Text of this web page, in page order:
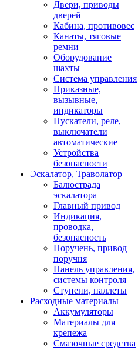
Двери, приводы
дверей
Кабина, противовес
Канаты, тяговые
ремни
Оборудование
шахты
Система управления
Приказные,
вызывные,
индикаторы
Пускатели, реле,
выключатели
автоматические
Устройства
безопасности
Эскалатор, Траволатор
Балюстрада
эскалатора
Главный привод
Индикация,
проводка,
безопасность
Поручень, привод
поручня
Панель управления,
системы контроля
Ступени, паллеты
Расходные материалы
Аккумуляторы
Материалы для
крепежа
Смазочные средства